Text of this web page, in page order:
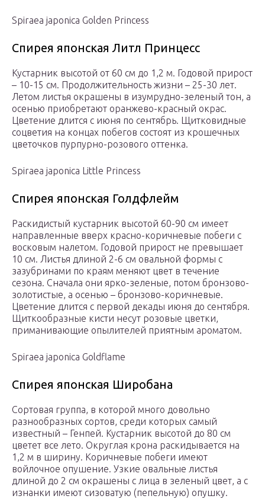
Spiraea japonica Golden Princess
Спирея японская Литл Принцесс
Кустарник высотой от 60 см до 1,2 м. Годовой прирост
– 10-15 см. Продолжительность жизни – 25-30 лет.
Летом листья окрашены в изумрудно-зеленый тон, а
осенью приобретают оранжево-красный окрас.
Цветение длится с июня по сентябрь. Щитковидные
соцветия на концах побегов состоят из крошечных
цветочков пурпурно-розового оттенка.
Spiraea japonica Little Princess
Спирея японская Голдфлейм
Раскидистый кустарник высотой 60-90 см имеет
направленные вверх красно-коричневые побеги с
восковым налетом. Годовой прирост не превышает
10 см. Листья длиной 2-6 см овальной формы с
зазубринами по краям меняют цвет в течение
сезона. Сначала они ярко-зеленые, потом бронзово-
золотистые, а осенью – бронзово-коричневые.
Цветение длится с первой декады июня до сентября.
Щиткообразные кисти несут розовые цветки,
приманивающие опылителей приятным ароматом.
Spiraea japonica Goldflame
Спирея японская Широбана
Сортовая группа, в которой много довольно
разнообразных сортов, среди которых самый
известный – Генпей. Кустарник высотой до 80 см
цветет все лето. Округлая крона раскидывается на
1,2 м в ширину. Коричневые побеги имеют
войлочное опушение. Узкие овальные листья
длиной до 2 см окрашены с лица в зеленый цвет, а с
изнанки имеют сизоватую (пепельную) опушку.